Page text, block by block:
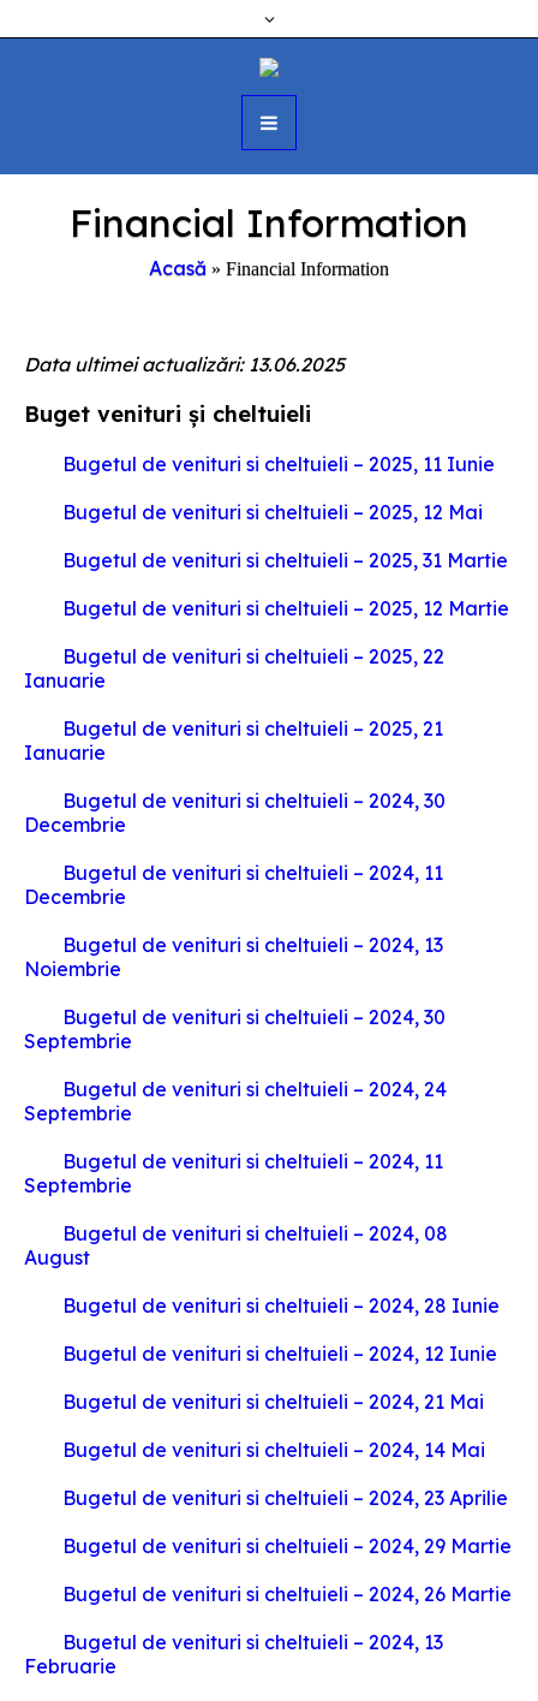
Financial Information
Acasă » Financial Information
Data ultimei actualizări: 13.06.2025
Buget venituri și cheltuieli
Bugetul de venituri si cheltuieli – 2025, 11 Iunie
Bugetul de venituri si cheltuieli – 2025, 12 Mai
Bugetul de venituri si cheltuieli – 2025, 31 Martie
Bugetul de venituri si cheltuieli – 2025, 12 Martie
Bugetul de venituri si cheltuieli – 2025, 22
Ianuarie
Bugetul de venituri si cheltuieli – 2025, 21
Ianuarie
Bugetul de venituri si cheltuieli – 2024, 30
Decembrie
Bugetul de venituri si cheltuieli – 2024, 11
Decembrie
Bugetul de venituri si cheltuieli – 2024, 13
Noiembrie
Bugetul de venituri si cheltuieli – 2024, 30
Septembrie
Bugetul de venituri si cheltuieli – 2024, 24
Septembrie
Bugetul de venituri si cheltuieli – 2024, 11
Septembrie
Bugetul de venituri si cheltuieli – 2024, 08
August
Bugetul de venituri si cheltuieli – 2024, 28 Iunie
Bugetul de venituri si cheltuieli – 2024, 12 Iunie
Bugetul de venituri si cheltuieli – 2024, 21 Mai
Bugetul de venituri si cheltuieli – 2024, 14 Mai
Bugetul de venituri si cheltuieli – 2024, 23 Aprilie
Bugetul de venituri si cheltuieli – 2024, 29 Martie
Bugetul de venituri si cheltuieli – 2024, 26 Martie
Bugetul de venituri si cheltuieli – 2024, 13
Februarie